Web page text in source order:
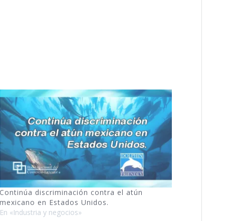
Continúa discriminación contra el atún
mexicano en Estados Unidos.
En «Industria y negocios»